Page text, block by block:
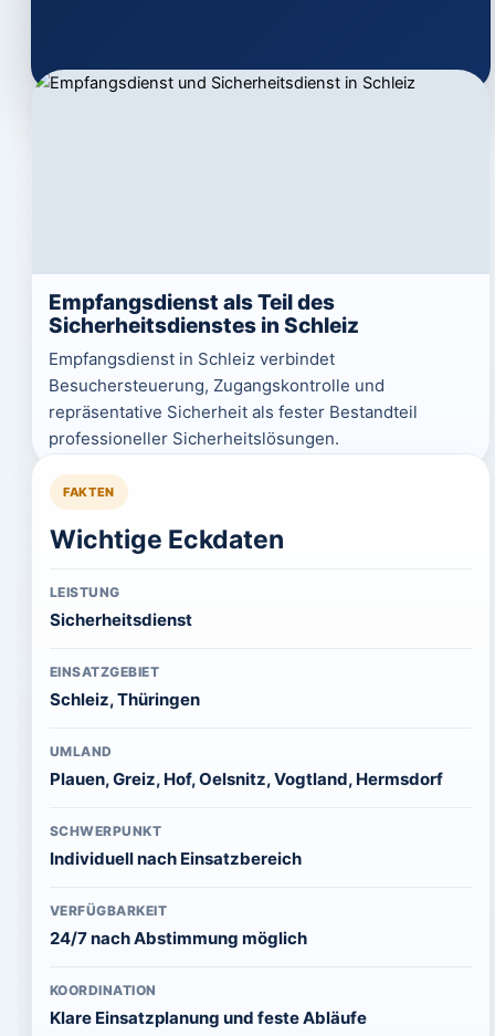
Empfangsdienst als Teil des
Sicherheitsdienstes in Schleiz
Empfangsdienst in Schleiz verbindet
Besuchersteuerung, Zugangskontrolle und
repräsentative Sicherheit als fester Bestandteil
professioneller Sicherheitslösungen.
FAKTEN
Wichtige Eckdaten
LEISTUNG
Sicherheitsdienst
EINSATZGEBIET
Schleiz, Thüringen
UMLAND
Plauen, Greiz, Hof, Oelsnitz, Vogtland, Hermsdorf
SCHWERPUNKT
Individuell nach Einsatzbereich
VERFÜGBARKEIT
24/7 nach Abstimmung möglich
KOORDINATION
Klare Einsatzplanung und feste Abläufe